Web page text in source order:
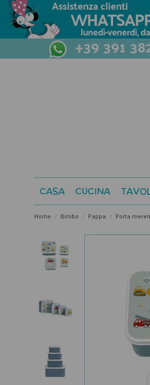
+39 391
CASA CUCINA
Home Bimbo Pappa Porta